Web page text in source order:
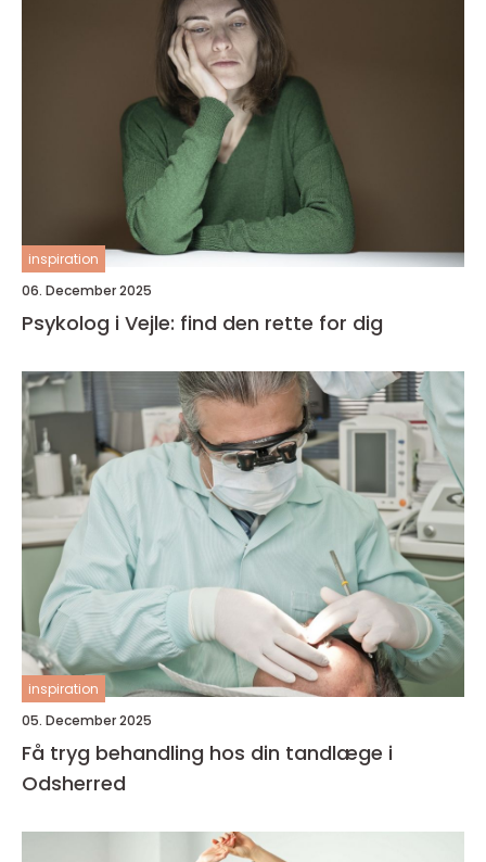
inspiration
06. December 2025
Psykolog i Vejle: find den rette for dig
inspiration
05. December 2025
Få tryg behandling hos din tandlæge i
Odsherred